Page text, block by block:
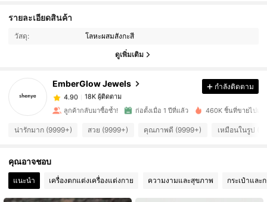
รายละเอียดสินค้า
วัสดุ: โลหะผสมสังกะสี
ดูเพิ่มเติม
EmberGlow Jewels
4.90
18K ผู้ติดตาม
4.90 18K ผู้ติดตาม
4.90 18K ผู้ติดตาม
กำลังติดตาม
ลูกค้ากลับมาซื้อซ้ำ! ก่อตั้งเมื่อ 1 ปีที่แล้ว 460K ชิ้นที่ขายไปเมื่
น่ารักมาก (9999+) สวย (9999+) คุณภาพดี (9999+) เหมือนในรูป
คุณอาจชอบ
แนะนำ เครื่องตกแต่งเครื่องแต่งกาย ความงามและสุขภาพ กระเป๋าและ